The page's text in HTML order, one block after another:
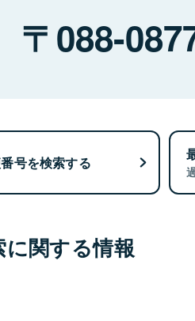
088-
号を検索する
関する情報